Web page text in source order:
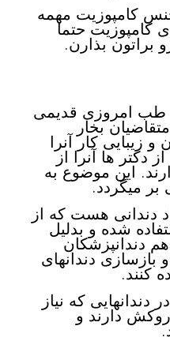
کامپوزیت مهمه
کامپوزیت حتما
براتون بذارن.
طب امروزی قدیمی
بخار
زیبایی کار آنرا
دکتر ها آنرا از
این موضوع به
بر میگردد.
دندانی هست که از
شده و بدلیل
دندانپزشکان
دندانهای
کنند.
دندانهایی که نیاز
دارند و